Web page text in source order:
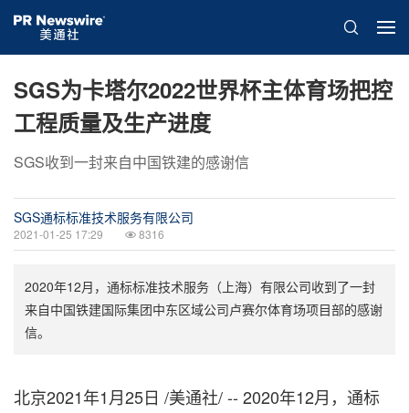
SGS为卡塔尔2022世界杯主体育场把控
工程质量及生产进度
SGS收到一封来自中国铁建的感谢信
SGS通标标准技术服务有限公司
2021-01-25 17:29 8316
2020年12月，通标标准技术服务（上海）有限公司收到了一封
来自中国铁建国际集团中东区域公司卢赛尔体育场项目部的感谢
信。
北京2021年1月25日 /美通社/ -- 2020年12月，通标